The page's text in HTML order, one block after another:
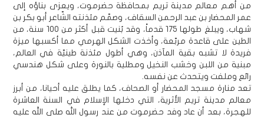
من أهم معالم مدينة تريم بمحافظة حضرموت، ويعزى بناؤه إلى
عمر المحضار بن عبد الرحمن السقاف، وصمّم مئذنته الشّاعر أبو بكر بن
شهاب، ويبلغ طولها 175 قدماً، وقد بُنيت قبل أكثر من 100 سنة، من
الطين على قاعدة مربّعة، وأخذت الشكل الهرمي مما أكسبها ميزة
فريدة لا تشبه بقية المآذن، وهي أطول مئذنة طينيّة في العالم،
مبنية من اللبن وخشب النخيل ومطلية بالنورة وعلى شكل هندسي
رائع وملفت ويتحدث عن نفسه.
تعد منارة مسجد المحضار أو الصحاف، كما يطلق عليه أحيانا، من أبرز
معالم مدينة تريم الأثرية، التي دخلها الإسلام في السنة العاشرة
للهجرة، بعد أن عاد وفد حضرموت من عند رسول الله صلى الله عليه